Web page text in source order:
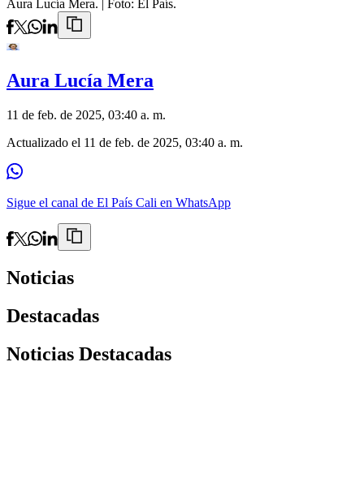
Aura Lucía Mera. | Foto: El País.
Aura Lucía Mera
11 de feb. de 2025, 03:40 a. m.
Actualizado el 11 de feb. de 2025, 03:40 a. m.
Sigue el canal de El País Cali en WhatsApp
Noticias
Destacadas
Noticias Destacadas